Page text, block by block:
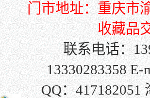
门市地址：重庆市
收藏品
联系电话：
13330283358 E-
QQ：417182051